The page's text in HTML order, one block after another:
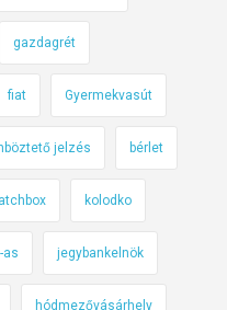
gazdagrét
fiat Gyermekvasút
jelzés bérlet
kolodko
as jegybankelnök
hódmezővásárhely